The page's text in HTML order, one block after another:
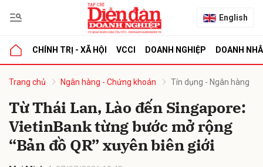
English
CHÍNH TRỊ - XÃ HỘI VCCI DOANH NGHIỆP DOANH
Trang chủ Ngân hàng - Chứng khoán Tín dụng - Ngân hàng
Từ Thái Lan, Lào đến Singapore:
VietinBank từng bước mở rộng
“Bản đồ QR” xuyên biên giới
luận